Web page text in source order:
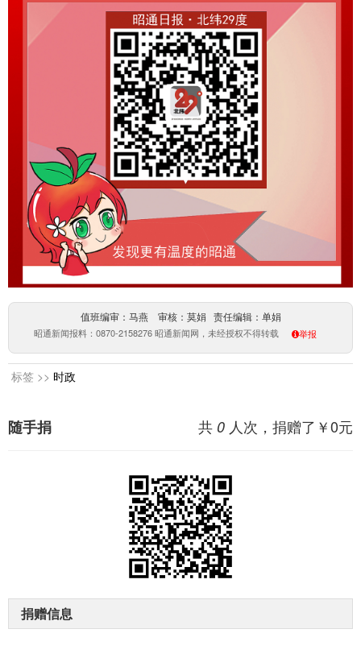
值班编审：马燕 审核：莫娟 责任编辑：单娟
昭通新闻报料：0870-2158276 昭通新闻网，未经授权不得转载 举报
标签 >> 时政
共 0 人次，捐赠了￥0元
随手捐
捐赠信息